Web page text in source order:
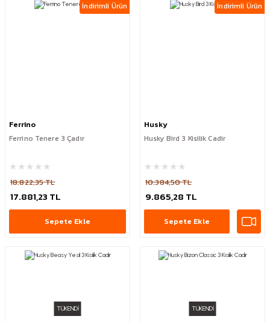
İndirimli Ürün
Ferrino
Ferrino Tenere 3 Çadır
18.822,35 TL
17.881,23 TL
Sepete Ekle
İndirimli Ürün
Husky
Husky Bird 3 Kisilik Cadir
10.384,50 TL
9.865,28 TL
Sepete Ekle
TÜKENDİ TÜKENDİ